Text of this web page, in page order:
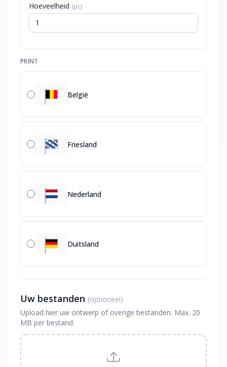
Hoeveelheid (pc)
PRINT
België
Friesland
Nederland
Duitsland
Uw bestanden (optioneel)
Upload hier uw ontwerp of overige bestanden. Max. 20
MB per bestand.